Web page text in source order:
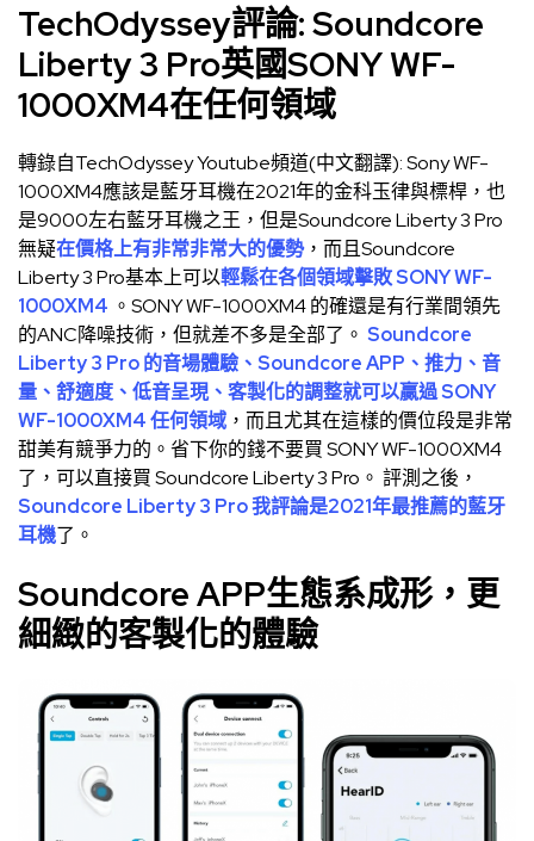
TechOdyssey評論: Soundcore
Liberty 3 Pro英國SONY WF-
1000XM4在任何領域
轉錄自TechOdyssey Youtube頻道(中文翻譯): Sony WF-
1000XM4應該是藍牙耳機在2021年的金科玉律與標桿，也
是9000左右藍牙耳機之王，但是Soundcore Liberty 3 Pro
無疑在價格上有非常非常大的優勢，而且Soundcore
Liberty 3 Pro基本上可以輕鬆在各個領域擊敗 SONY WF-
1000XM4 。SONY WF-1000XM4 的確還是有行業間領先
的ANC降噪技術，但就差不多是全部了。 Soundcore
Liberty 3 Pro 的音場體驗、Soundcore APP、推力、音
量、舒適度、低音呈現、客製化的調整就可以贏過 SONY
WF-1000XM4 任何領域 ，而且尤其在這樣的價位段是非常
甜美有競爭力的。省下你的錢不要買 SONY WF-1000XM4
了，可以直接買 Soundcore Liberty 3 Pro。 評測之後，
Soundcore Liberty 3 Pro 我評論是2021年最推薦的藍牙
耳機了。
Soundcore APP生態系成形，更
細緻的客製化的體驗